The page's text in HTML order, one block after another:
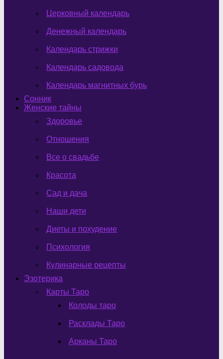
Церковный календарь
Денежный календарь
Календарь стрижки
Календарь садовода
Календарь магнитных бурь
Сонник
Женские тайны
Здоровье
Отношения
Все о свадьбе
Красота
Сад и дача
Наши дети
Диеты и похудение
Психология
Кулинарные рецепты
Эзотерика
Карты Таро
Колоды таро
Расклады Таро
Арканы Таро